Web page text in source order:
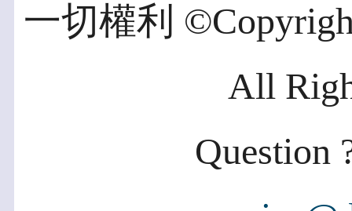
一切權利
All
Question